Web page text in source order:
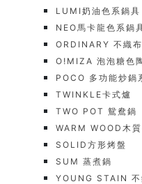
LUMI奶油色系鍋具
NEO馬卡龍色系鍋
ORDINARY 不織
O!MIZA 泡泡糖色
POCO 多功能炒鍋
TWINKLE卡式爐
TWO POT 鴛鴦鍋
WARM WOOD木
SOLID方形烤盤
SUM 蒸煮鍋
YOUNG STAIN 不